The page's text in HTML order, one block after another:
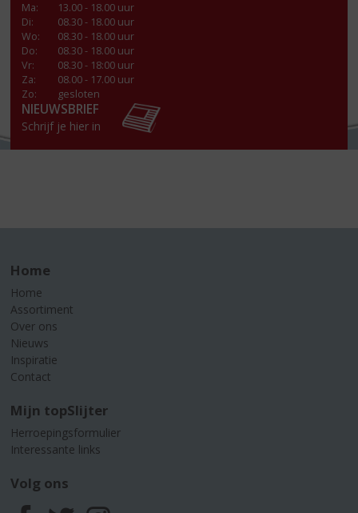
Ma:
13.00 - 18.00 uur
Di:
08.30 - 18.00 uur
Wo:
08.30 - 18.00 uur
Do:
08.30 - 18.00 uur
Vr:
08.30 - 18:00 uur
Za:
08.00 - 17.00 uur
Zo:
gesloten
NIEUWSBRIEF
Schrijf je hier in
Home
Home
Assortiment
Over ons
Nieuws
Inspiratie
Contact
Mijn topSlijter
Herroepingsformulier
Interessante links
Volg ons